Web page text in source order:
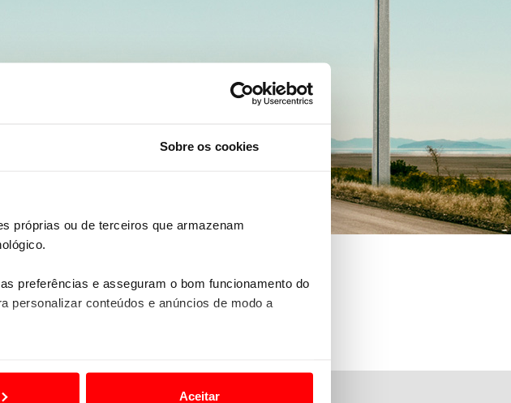
Sobre os cookies
próprias ou de terceiros que armazenam
preferências e asseguram o bom funcionamento do
personalizar conteúdos e anúncios de modo a
Aceitar